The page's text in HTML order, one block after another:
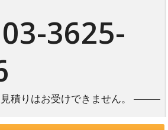
3625-
積りはお受けできません。